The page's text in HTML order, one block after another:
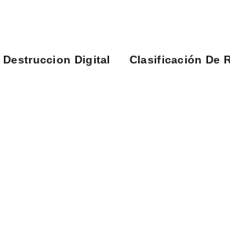
Destruccion Digital Clasificación De